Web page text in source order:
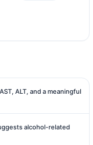
ALT, and a meaningful
alcohol-related